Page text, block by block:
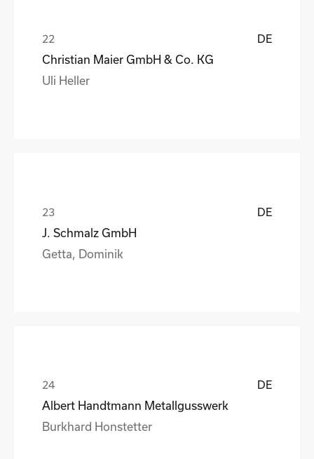
DE
Christian Maier GmbH & Co. KG
Uli Heller
DE
J. Schmalz GmbH
Getta, Dominik
DE
Albert Handtmann Metallgusswerk
Burkhard Honstetter